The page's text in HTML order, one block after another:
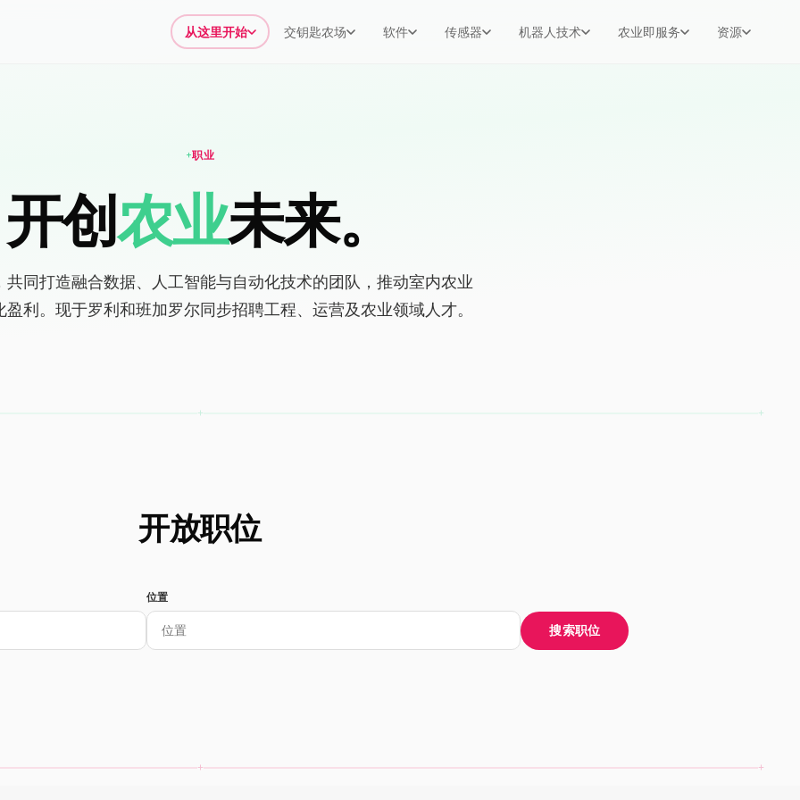
从这里开始 交钥匙农场 软件 传感器 机器人技术 农业即服务 资源
职业
开创农业未来。
共同打造融合数据、人工智能与自动化技术的团队，推动室内农业
盈利。现于罗利和班加罗尔同步招聘工程、运营及农业领域人才。
开放职位
位置